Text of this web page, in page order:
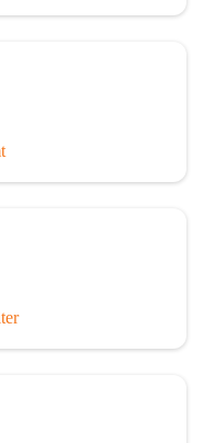
mag um Nachsicht
auch der eine oder
nach ihren
und Gewissen
der Fußnoten verzichtet.
notwendig erschien,
in den fließenden Text
ist auch von einer
genommen
und